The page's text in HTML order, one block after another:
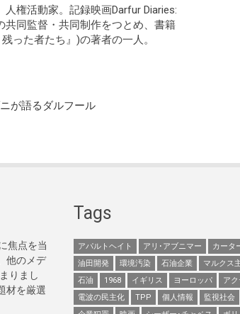
権活動家。記録映画Darfur Diaries:
同監督・共同制作をつとめ、書籍
った者たち』)の著者の一人。
が語るダルフール
焦点を当
他のメデ
りまし
材を厳選
Tags
アパルトヘイト アリ･アブニマー カータ
油田開発
環境汚染 石油企業 マルクス
石油
1968 イギリス ヨーロッパ ア
電波の民主化
TPP 個人情報 監視社会